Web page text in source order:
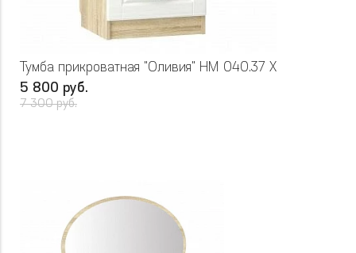
Тумба прикроватная "Оливия" НМ 040.37 Х
5 800 руб.
7 300 руб.